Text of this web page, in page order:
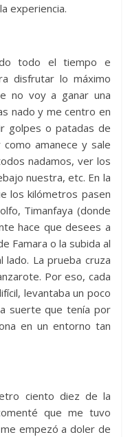
experiencia.
todo el tiempo e
disfrutar lo máximo
no voy a ganar una
nado y me centro en
golpes o patadas de
amanece y sale
nadamos, ver los
nuestra, etc. En la
los kilómetros pasen
Timanfaya (donde
hace que desees a
Famara o la subida al
lado. La prueba cruza
Por eso, cada
levantaba un poco
suerte que tenía por
en un entorno tan
ciento diez de la
que me tuvo
empezó a doler de